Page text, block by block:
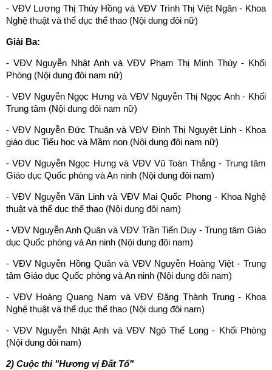
- VĐV Lương Thị Thúy Hồng và VĐV Trình Thị Việt Ngân - Khoa
Nghệ thuật và thể dục thể thao (Nội dung đôi nữ)
Giải Ba:
- VĐV Nguyễn Nhật Anh và VĐV Phạm Thị Minh Thùy - Khối
Phòng (Nội dung đôi nam nữ)
- VĐV Nguyễn Ngọc Hưng và VĐV Nguyễn Thị Ngọc Anh - Khối
Trung tâm (Nội dung đôi nam nữ)
- VĐV Nguyễn Đức Thuận và VĐV Đinh Thị Nguyệt Linh - Khoa
giáo dục Tiểu học và Mầm non (Nội dung đôi nam nữ)
- VĐV Nguyễn Ngọc Hưng và VĐV Vũ Toàn Thắng - Trung tâm
Giáo dục Quốc phòng và An ninh (Nội dung đôi nam)
- VĐV Nguyễn Văn Linh và VĐV Mai Quốc Phong - Khoa Nghệ
thuật và thể dục thể thao (Nội dung đôi nam)
- VĐV Nguyễn Anh Quân và VĐV Trần Tiến Duy - Trung tâm Giáo
dục Quốc phòng và An ninh (Nội dung đôi nam)
- VĐV Nguyễn Hồng Quân và VĐV Nguyễn Hoàng Việt - Trung
tâm Giáo dục Quốc phòng và An ninh (Nội dung đôi nam)
- VĐV Hoàng Quang Nam và VĐV Đặng Thành Trung - Khoa
Nghệ thuật và thể dục thể thao (Nội dung đôi nam)
- VĐV Nguyễn Nhật Anh và VĐV Ngô Thế Long - Khối Phòng
(Nội dung đôi nam)
2) Cuộc thi "Hương vị Đất Tổ"